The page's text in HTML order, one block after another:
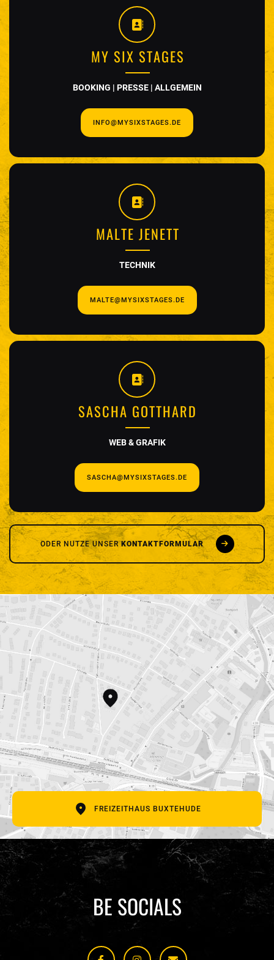
MY SIX STAGES
BOOKING | PRESSE | ALLGEMEIN
INFO@MYSIXSTAGES.DE
MALTE JENETT
TECHNIK
MALTE@MYSIXSTAGES.DE
SASCHA GOTTHARD
WEB & GRAFIK
SASCHA@MYSIXSTAGES.DE
ODER NUTZE UNSERKONTAKTFORMULAR
SCHREIB UNS
Vor- und Nachname
E-Mail Adresse
Betreff
FREIZEITHAUS BUXTEHUDE
BE SOCIALS